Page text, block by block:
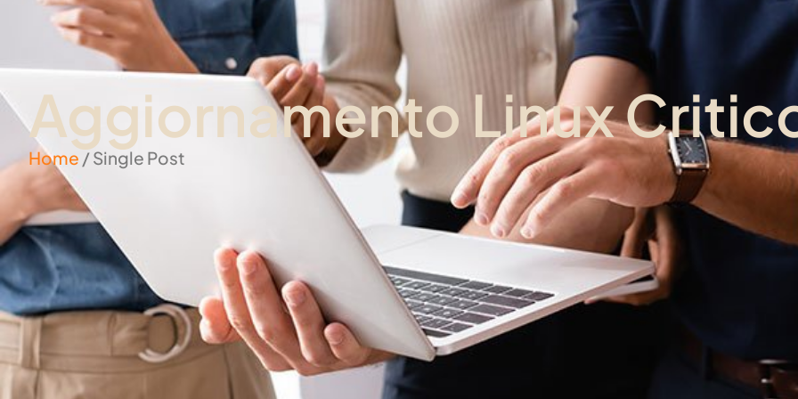
Aggiornamento Linux
Home / Single Post